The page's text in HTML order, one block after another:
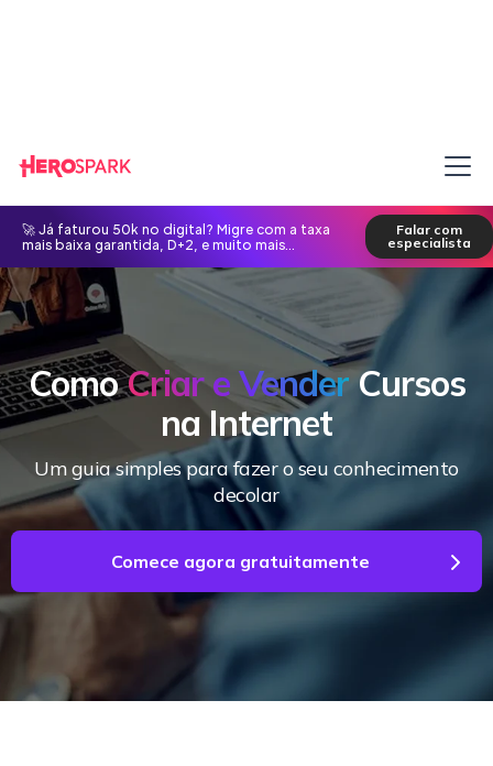
🚀 Já faturou 50k no digital? Migre com a taxa
mais baixa garantida, D+2, e muito mais...
Falar com
especialista
ComoCriar e VenderCursos
na Internet
Um guia simples para fazer o seu conhecimento
decolar
Comece agora gratuitamente